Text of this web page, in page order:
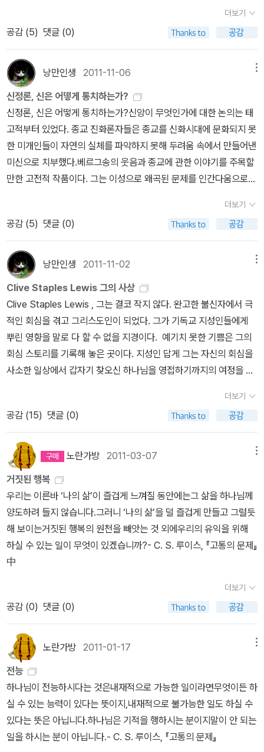
게 필연적으로 나타날 수밖에 없는 현상입니다. 하나님은 인간이 선
합당한 선이며, 그것은 곧 자신을 창조자에게 양도하는 것입니다. 인
간의 타락으로 인한 악함은 죄를 낳았고 그 상태는 자기중심적인 나
르시시즘입니다. '하나님의 치료가 우리에게 고통스러울 수밖에 없는
이유는 우리가 너무나 오랫동안 자기 것으로 주장해온 의지를 되돌려
드리는 일이 본질적으로 가혹한 고통이 될 수밖에 없기 때문입니다.'
루이스는 말합니다. '하나님은 쾌락 속에서 우리에게 속삭이시고, 양
심 속에서 말씀하시며, 고통 속에서 소리치십니다. 고통은 귀먹은 세
상을 불러 깨우는 하나님의 메가폰입니다.' 즉 '하나님의 메가폰으로
써 고통이 혹독한 도구라는 데에는 의심의 여지가 없지만, 그 고통은
반역한 인간에게 개심할 수 있는 유일한 기회를 제공해주는 역할도
'고난으로 말미암아 온전케 하심'이라는 기독교의 교리는 예나 지금이
나 언제나 유효한 진리입니다.'고통의 유익은, 고난 받는 당사자는 하
나님의 뜻에 복종하게 되며 그의 고난을 목격한 사람들은 동정심을
품고 자비로운 행동을 하게 된다는 데 있습니다.' 그러나 이런 고통의
선한 열매가 있음에도 불구하고, 고통을 겪으면서도 자신에게 주어진
자유의지를 이용해 자신의 반역을 회개하지 않는 자들이 있습니다.
구속되지 못할 이들에겐 응보적 결과로 지옥이라는 장소가 기다리고
있습니다. '이들은 저주받은 자들로서 최후까지 반역에 성공한 자들
단계조차 밟으려 하지 않을 사람들입니다. 그들은 스스로 요구한 무
서운 자유를 영원히 누린 결과 자아의 노예가 됩니다. 그러나 축복받
은 자들은 영원히 순종에 무릎을 꿇음으로써 영원무궁토록 자유롭고
더 자유로운 존재가 됩니다.' 끊임없이 자기 드림을 실행함으로써 하
나님과의 연합을 이루게 됩니다. 그리고 그 곳이 바로 천국인 것입니
다.타락으로 악해진 인간을 치료하시려는 하나님의 사랑의 손길이 스
치는 곳에 인간의 고통이 발생합니다. 루이스에 의하면, '고통은 모든
악 중에 유일하게 살균 소독된 악입니다. 고통에는 그 본성상 증식하
는 성향이 없으므로 고통이 끝났다면 자연스럽게 기쁨이 뒤따라오게
되어 있습니다.' 그러므로 고통을 마주하게 될 때 우리는 하나님의 전
능하심과 선하심을 신뢰하고 그가 치료하시는 사랑의 손길을 거부하
지 않아야 합니다. 그가 부수거나 파괴하는 것은 우리를 부수거나 파
괴하기 위함이 아닙니다. 우리를 사랑하시는 하나님과의 진정한 연합
바랍니다. 아멘.#김영웅의책과일상출처: https://rtmodel.tistory.
com/695?category=751509 [흩 어 진 행 복 의 조 각 을 찾 아
서]
트>의 작가 엘리위젤이었다. ‘이런 작가라면 적어도 신을 변론한다고
함부로 말하진 않았겠지’라는 기대가 생겼다. 평소 희곡을 잘 읽지 않
아서인지 초반에는 조금 낯설었지만 주인공들이 겪은 엄청난 고통-
학살과 집단 강간-이 알려지고 하나님을 피고에 세운다는 설정이 잠
시 지루할 뻔 했던 감정을 깨웠다. 재판이 진행될수록 욥기를 연상할
수 있었다. 그러나 결말은 욥기와 달랐다. 깜짝 놀랄만한 결과였다. 하
나님이 나타나시기는커녕 모두가 학살을 당하는 것을 암시하는 소음
으로 끝이 난다. 하나님을 멋지게 변론했던 자에게 모두가 속아 넘어
가는 장면은 그리 새로울 것이 없었으나 고통에 몸서리치는 자들이
결국엔 또 다시 고통에 휘말리다니! 처음에는 당혹스러웠다. 잠시 멍
해졌다가 이런 생각이 들었다. ‘섣불리 신을 변론하는 자들을 조롱하
이라는 것. 하나님은 분명 부재하는 것처럼 보인다는 것. 그리고 이점
심을 역설적으로 증명한다는 점이다. 신정론을 다루는 다른 책들은
하나님의 선하심, 인간의 악함, 예수 그리스도의 고난을 어떻게든 엮
어서 하나님을 변론하려고 시도하지만 이 책은 달랐다. 이 세상에는
누구도 하나님을 변론할 수 있는 사람이 없다는 것을 극중 곳곳에 흘
리면서 가장 그럴듯해 보였던 변호사마저 사탄으로 표현했다. 고통당
하는 이들 앞에서 함부로 말하지 말아야 하고 누구도 쉽게 신을 변호
할 수 없다는 것을 이처럼 당혹스럽게 보여줄 수 있을까? 읽은 지 한
는 사람을 잃었습니다>. 니콜라스 월터스토프. 좋은씨앗아들을 앞서
보낸 한 개혁주의자의 ‘애가’다. 이번에 책을 읽으면서 새롭게 알았는
에게 ‘슬픔에서 벗어나라’고 얘기하지 마라. ‘괜찮다’고도 마라. 그들
은 절대 괜찮지 않다...자녀가 몇 명이냐는 물음에 나는 그 질문을 받
을 때마다 다시 고통스러워졌다... ‘(사고 당한 아이를 빼고) 4명이라
고 답해야 할지, 5명이라고 답해야 할지 몰라서였다’. 그는 사람들이
‘자식이 4명이나 더 있지 않느냐’고 했지만 위로가 아니라 더 큰 고통
을 가져다주었다...자녀는 가게에서 아무 때나 구입할 수 있는 구슬이
아니다” 짧은 인터뷰였지만 그의 ‘애가’를 읽고 나서인지 그의 말에
나의 마음이 오래 머물렀다. 그는 이 책에서 아들 ‘에릭’이 죽고 난 뒤
적인 태도가 이런 글에서도 나타나는 느낌이다. 물론 저자는 아들의
빈자리를 마주하며 그것을 철학과 신학으로 애써 메우려하지 않는다.
절제되었지만 솔직하면서도 애절하게 아들을 앞서 보낸 아버지의 슬
픔과 허무함, 외로움을 적어 내려간다. 사랑이 크면 클수록 아픔이 얼
마나 크고 깊어지는지를 절제된 그의 표현들을 통해 충분히 느낄 수
있다. 이러한 저자의 괴로운 심정 외에도 특히 눈에 띄었던 건 다른 사
람들의 적당한 위로가 얼마나 가벼웠고 그저 함께 눈물을 흘리는 이
웃이 얼마나 힘이 되었는지에 대한 저자의 따끔한 충고였다. 루이스
의 말처럼 슬픔을 겪는 사람이라면 누구나 주변 사람들과 피할 수 없
는 불편함을 느끼게 되는데 저자의 충고는 우리가 슬픔을 통과하는
주인공으로만 알고 있는 사자왕 아슬란에 대해 저자는 한 꼬마 독자
가 물어본 아슬란의 다른이름에 무어냐는 질문에 다음과 같은 힌트로
2.자신을 가리켜 위대한 황제의 아들이고3.다른 사람의 잘못을 대신
해 자신을 내 주고 악한자들의 웃음속에죽고4.죽은뒤 되살아나고5.
(새벽출정호의 마지막 부분에 나오듯)어린양이라고 불린다.라고 아
슬란에 대해 말해줍니다. 자 여기서 생각나는 분이 있는데 과연 누구
일까요???? 넵 바로 예수님입니다.판타지 소설의 탈을 쓰고 있지만
나니아 연대기는 실로 성경의 말씀이 담겨 있는 책이라고 할 수 있네
요. ㅎㅎ 하지만 웬만큼 성경을 통독하신 분이 아니시라면 나니아 연
대기에 나온 내용이 과연 성경의 어떤 말씀과 일치할까궁금해 하실
는데 나나아 연대기속 이야기와 성경의 관련글을 재미있게 소개해 주
고있네요.판타지 소설과 성경을 한꺼번에 경험하실 분들은 한번 읽어
보셔도 좋으실것 같습니다.by caspi
랑하는 여인이 부탁하니 읽을 수 밖에. 그렇게 이 책을 읽기 시작했지
만 별다른 감흥을 느끼지 못했다. 그 후, 수년의 시간이 흘러 첫아기를
낳고 둘째 까지 연이어 낳았다. 사인 가족이 된 우리는 적지 않는 힘겨
운 시간을 보냈다. 재정적인 힘겨움과 사람들과의 관계가 악화되어
살아기가 척박했다. 누군가의 위로와 격려가 필요했지만 찾지 못했
다. 그러다 책장에서 루케이도의 예수님처럼을 발견했다. 순간 예수
님은 이런 상황 속에서 어떻게 하실까하는 생각이 불쑥 들어왔다. 애
완견에게 뜯겨 한쪽이 떨어지고 오줌인지는 몰라도 물에 젖은 것도
보였다. 지저분한 책이 영 내키지 않았지만 이것저것 고민할 사치는
부릴 수 없었다. 그렇게 루케이도와의 인연이 시작되었다. 고난을 통
해 거룩하게 하고자하는 하나님의 뜻이라는 이야기다. 주님은 있는
그대로 받아 주시지만 변화되길 원하신다는 단 한 문장으로 요약될
수 있다. 고난과 하나님의 뜻에 대한 책은 다음 책이 좋다.제럿드 싯처
'헤아려본 슬픔'과 '고통의 문제'를 고통의 문제를 다른 시각에서 다룬
다. 고통의 문제는 변증서이고, 헤아려본 슬픔은 고백서이다. 고 옥한
흠 목사님의 '고통에는 뜻이 있다'는 책은 설교를 책으로 엮은 것임에
도 고난에 대한 깊이있는 통찰과 위로를 준다. 하여튼 그렇게 루케이
도를 입문하게 된다. 그 후로 다시 루케이도는 잊었다. 다시 제자훈련
을 받게 되면서 예수님처럼이 필독서가 되면서 루케이도와의 불가피
한 만남을 갖는다. 이 책을 계기로 루케이도의 책 몇 권을 읽게 된다.
그 중의 하나가 '하나님은 너를 포기하지 않는다'와 '예수가 선택한 십
기묘한 하나님의 성품과 섭리를 사랑과 격려라는 단어로 풀어 낸다.
자기애적 교만이 아닌 하나님의 희망 안에서 자신을 소중히 여기라는
충고를 받는다. 그래서 더욱 힘이 난다. 루케이도에게 매료된 두번째
이유는 그의 동화다. 어린이 동화인 <너는 최고의 작품이란다>를 읽
고 있으면 나의 존재에 자부심이 생긴다. <작은 도토리 속 커다란 참
나무> 역시 작지만 커다랗게 자랄 꿈을 이야기 한다. 루케이도의 책
을 읽고 있으면 마음이 잔잔해지고 감동이 밀려 온다. 각박한 세상에
서 소소한 일상의 은혜를 체험할 수 있다.
더보기
공감 (5) 댓글 (0)
낭만인생 2011-11-06
신정론, 신은 어떻게 통치하는가?
신정론, 신은 어떻게 통치하는가?신앙이 무엇인가에 대한 논의는 태
고적부터 있었다. 종교 진화론자들은 종교를 신화시대에 문화되지 못
한 미개인들이 자연의 실체를 파악하지 못해 두려움 속에서 만들어낸
미신으로 치부했다.베르그송의 웃음과 종교에 관한 이야기를 주목할
만한 고전적 작품이다. 그는 이성으로 왜곡된 문제를 인간다움으로
감정에 한발자국 더 가까운 것임에는 틀림없다.현대의 기독교가 외면
당하는 이유는 분명하다. 실존적이지 못하다는 것이다. 현실을 외면
하고 편견과 주입된 해석에 의거하여 현실을 도피하기 때문이다. 플
라톤적 이원론 종교는 결국 현실에서 도피하면 종교적 이데아를 꿈꾸
는 환상을 쫓아가게 된 것이다. 그러나 현실은 여전히 존재한다.실제
의 사건,자신 개인의 체험을 담아 [오두막]의 악몽을 풀어 나간다. 오
두막에서 살해당한 자신의 딸, 그 때 하나님은 무엇을 하셨을까?자신
의 가장 소중한 존재를 잃어버린아버지의 눈물어린 회의와 절규가 담
겨있다. 신정론은 실존적 세상 속에서 어떻게 하나님의 존재를 인식
하고 바라보아야 하는 신학적 거대담론이다.신앙은 때로 우리가 가진
왜곡된 신앙을 깨고 참 하나님을 발견할 때 힘을 발휘한다. 우리는 어
쩌면 거짓된 신앙에 갇혀 진정한 믿음의 세계로 들어가지 못할 수도
있다는 것을 인정해야 한다.이미 기독교 고전이 되어버린 책이다. 찰
님을 어떻게 대해야 할지를 물으면서 시작된다. 내가 만들어낸 신이
아닌 진짜 예수님은 어떻게 하셧을까를 물어야 한다. 그것이 진정한
신앙인의 모습이기 때문이다. 하나님의 통치에 대한 물음은 오래 되
었다. 악의 만연하는 이 세상 속에서 하나님은 어떻게 통치하실까?
고대나 지금이나 모든 사람들은 이것을고민했고 답을 하려고 노력했
다. 시에서 루이스의 [고통의 문제]는 좀더 신학적이고 이지적인 접근
법을 사용한다. 위르겐 몰트만은 희망의 신학자 다운 주제로 다가섰
다. [오늘 우리에게 그리스도는 누구인가]를 물음으로실존적 신앙을
하나님을 대리하는 것인가를 고민하던 본회퍼는 여호수아처럼 칼을
들어 원수를 죽여야 한다는 결론 이르렀다. [저항과 복종]을 통해 무
엇이 진정으로 그리스도를 따르는 것이면 신앙인 다운 것인가를 생각
했다. 신정론이 현대화된 모습으로 다가온 것은 역시 해방신학이다.
포스터모더니즘 시대를 대변하며 좀더 현실적인 통치를 갈구했던 남
미의 배고픈 사람들은 손에 총을 들고 육체적 해방을 추구했다.해방
신학의 시작은 대체적으로 힘 없는 자, 소수자, 가난한 자, 억압 받는
자들에게서 시작된다. 그들이 직접개시하지는 않더라도 최소한 그들
때문에 시작된 것은 확실하다. 그들은 구원이 보수주의자들이 말하는
플라톤적 영의 구원이 아니라고 말한다. 아리스트텔레스적인 육의 구
더보기
공감 (5) 댓글 (0)
낭만인생 2011-11-02
Clive Staples Lewis 그의 사상
Clive Staples Lewis , 그는 결코 작지 않다. 완고한 불신자에서 극
적인 회심을 겪고 그리스도인이 되었다. 그가 기독교 지성인들에게
뿌린 영향을 말로 다 할 수 없을 지경이다. 예기치 못한 기쁨은 그의
회심 스토리를 기록해 놓은 곳이다. 지성인 답게 그는 자신의 회심을
사소한 일상에서 갑자기 찾오신 하나님을 영접하기까지의 여정을 담
이다. 완고한 무신론자를 뛰어넘는 회심의 이유는 무엇일까? 과연 지
성인도 회심이 가능할까? 많은 질문에 답을 주는 책이다. 루이
스는 신학자는 아니다. 그러나 신학자를 능가하는 영적인 통찰력을
가지고 있었다. 다음의 세 책은 그것을 증명해 준다. 순전한 기독교는
이미 20세기 최고의 책으로 인정받은 바 있는 책이다. 기독교의 교리
들을 단순하면서도 명쾌하고 서술하고 있다. 스크루테이프의 편지는
인간안애 내재된 악을 우화처럼 그려낸다. 마지막 고통의 문제는 젊
은 루이스의 비판력과 통찰력이 스며있는 철학적인 책이다. 악이 무
엇인가에 대한 그리스도인의 질문에 답한 것이다. 그러나
나의 개인적인 소견으로는 가장 루이스 답고 명쾌한 저서는 [영광의
무게]이다. 여러 곳에서 강의한 것을 모아놓은 것임에도 신학적이고
철학적인 사변이 깊이 배인 책이다. 시편 사색은 루이스의 신학자를
능가하는 성경지식과 문학적 성향을 통해 풀어낸 역작이다. 결코 길
가지 사랑... 영광의 무게 다음으로 추천하고 싶은 루이스의 신학적이
고 철학적인 저서이다. 인간적인 사랑과 근본적으로 다른 하나님의
아가페 사랑을 치밀한 논리와 명쾌한 서술로 풀어 낸다. [천국과 지옥
의 이혼] 역시 문학가 다운 루이스의 멋이 드러나는 멋진 책이다.
[헤아려본 슬픔]은 고통의 문제 뒤에 찾아온 매우 인간적
이고 사색적이며 개인적인 고백이다. 일생을 독신으로 살 것 같았던
루이스는 말년에 암에 걸린 조이와 결혼식을 거행한다. 잠시 치유 된
더보기
공감 (15) 댓글 (0)
노란가방 2011-03-07
거짓된 행복
우리는 이른바 ‘나의 삶’이 즐겁게 느껴질 동안에는그 삶을 하나님께
양도하려 들지 않습니다.그러니 ‘나의 삶’을 덜 즐겁게 만들고 그럴듯
해 보이는거짓된 행복의 원천을 빼앗는 것 외에우리의 유익을 위해
하실 수 있는 일이 무엇이 있겠습니까?- C. S. 루이스, 『고통의 문제』
中
더보기
공감 (0) 댓글 (0)
노란가방 2011-01-17
전능
하나님이 전능하시다는 것은내재적으로 가능한 일이라면무엇이든 하
실 수 있는 능력이 있다는 뜻이지,내재적으로 불가능한 일도 하실 수
있다는 뜻은 아닙니다.하나님은 기적을 행하시는 분이지말이 안 되는
일을 하시는 분이 아닙니다.- C. S. 루이스, 『고통의 문제』